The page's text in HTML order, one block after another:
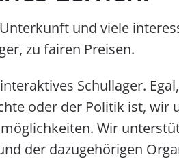
und viele
zu fairen Preisen.
Schullager.
oder der Politik ist, wir
Wir
der dazugehörigen